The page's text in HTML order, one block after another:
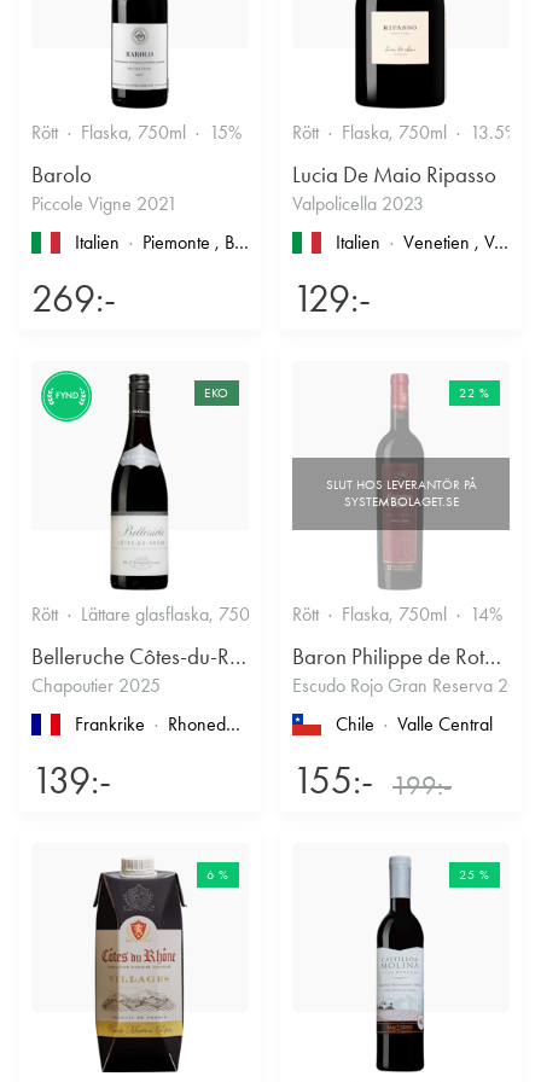
Rött Flaska, 750ml 15% Stramt & Nyanserat
Barolo
Piccole Vigne 2021
Italien
Piemonte , Barolo
269:-
Rött Flaska, 750ml 13.5%
Lucia De Maio Ripasso
Valpolicella 2023
Italien
Venetien , Valpolicella
129:-
FYND EKO
Rött Lättare glasflaska, 750ml 13.5% Kryddigt & Mustigt
Belleruche Côtes-du-Rhône
Chapoutier 2025
Frankrike
Rhonedalen , Côtes du Rhône
139:-
22 %
Rött Flaska, 750ml 14%
Baron Philippe de Rothschild Chile SA
Escudo Rojo Gran Reserva 2022
Chile
Valle Central
155:- 199:-
6 % 25 %